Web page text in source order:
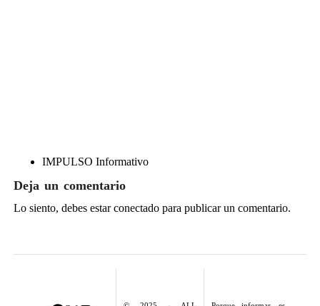
IMPULSO Informativo
Deja un comentario
Lo siento, debes estarconectadopara publicar un comentario.